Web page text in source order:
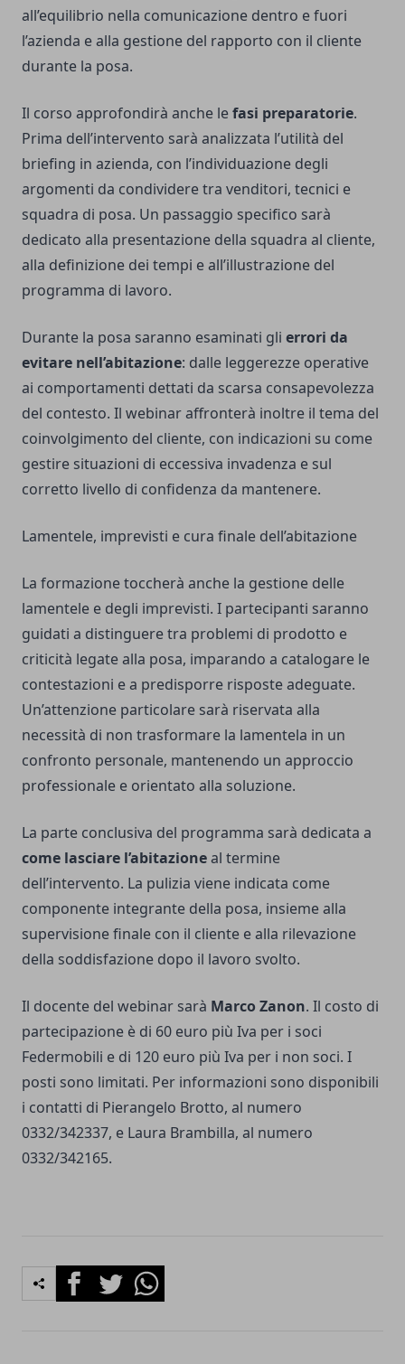
all’equilibrio nella comunicazione dentro e fuori
l’azienda e alla gestione del rapporto con il cliente
durante la posa.
Il corso approfondirà anche lefasi preparatorie.
Prima dell’intervento sarà analizzata l’utilità del
briefing in azienda, con l’individuazione degli
argomenti da condividere tra venditori, tecnici e
squadra di posa. Un passaggio specifico sarà
dedicato alla presentazione della squadra al cliente,
alla definizione dei tempi e all’illustrazione del
programma di lavoro.
Durante la posa saranno esaminati gli errori da
evitare nell’abitazione: dalle leggerezze operative
ai comportamenti dettati da scarsa consapevolezza
del contesto. Il webinar affronterà inoltre il tema del
coinvolgimento del cliente, con indicazioni su come
gestire situazioni di eccessiva invadenza e sul
corretto livello di confidenza da mantenere.
Lamentele, imprevisti e cura finale dell’abitazione
La formazione toccherà anche la gestione delle
lamentele e degli imprevisti. I partecipanti saranno
guidati a distinguere tra problemi di prodotto e
criticità legate alla posa, imparando a catalogare le
contestazioni e a predisporre risposte adeguate.
Un’attenzione particolare sarà riservata alla
necessità di non trasformare la lamentela in un
confronto personale, mantenendo un approccio
professionale e orientato alla soluzione.
La parte conclusiva del programma sarà dedicata a
come lasciare l’abitazioneal termine
dell’intervento. La pulizia viene indicata come
componente integrante della posa, insieme alla
supervisione finale con il cliente e alla rilevazione
della soddisfazione dopo il lavoro svolto.
Il docente del webinar sarà Marco Zanon. Il costo di
partecipazione è di 60 euro più Iva per i soci
Federmobili e di 120 euro più Iva per i non soci. I
posti sono limitati. Per informazioni sono disponibili
i contatti di Pierangelo Brotto, al numero
0332/342337, e Laura Brambilla, al numero
0332/342165.
FacebookTwitterWhatsapp